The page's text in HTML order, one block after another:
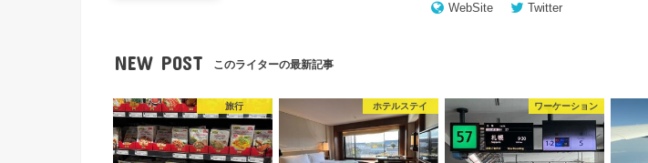
WebSite Twitter
NEW POST このライターの最新記事
旅行 ホテルステイ ワーケーション